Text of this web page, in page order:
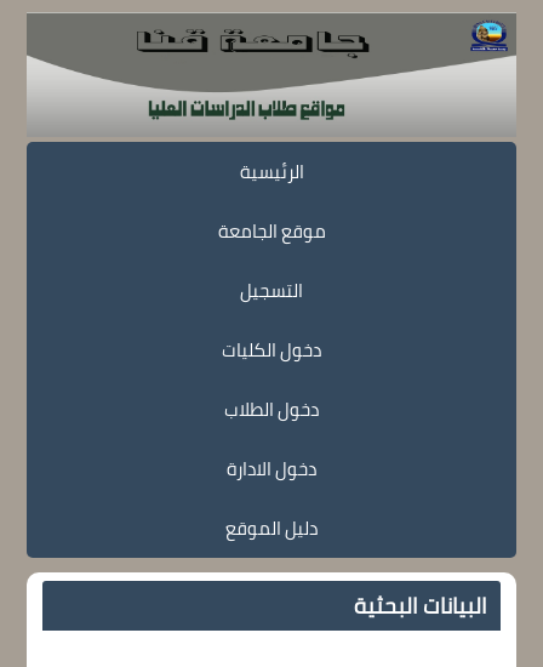
الرئيسية
موقع الجامعة
التسجيل
دخول الكليات
دخول الطلاب
دخول الادارة
دليل الموقع
البيانات البحثية